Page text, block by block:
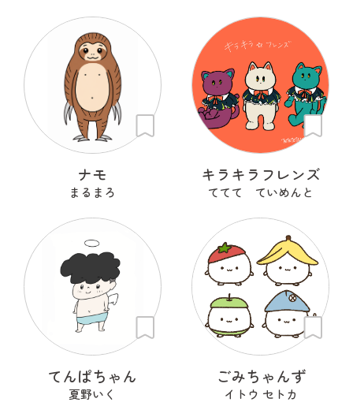
ナモ
まるまろ
キラキラフレンズ
ててて ていめんと
てんぱちゃん
夏野いく
ごみちゃんず
イトウ セトカ